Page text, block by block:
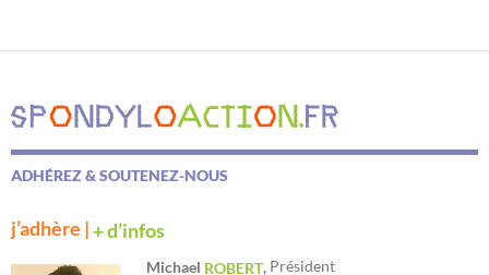
ADHÉREZ & SOUTENEZ-NOUS
j’adhère |+ d’infos
Michael ROBERT, Président